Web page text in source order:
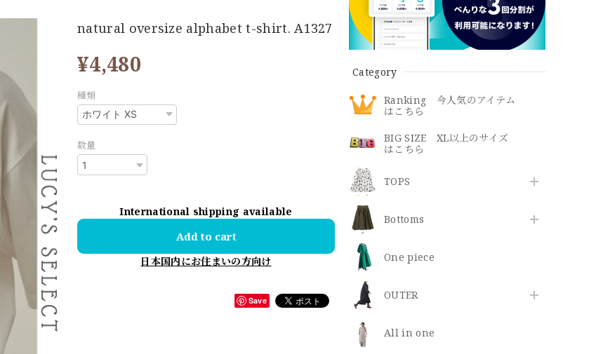
Category
Ranking 今人気のアイテム
はこちら
BIG SIZE XL以上のサイズ
はこちら
TOPS
Bottoms
One piece
OUTER
All in one
natural oversize alphabet t-shirt. A1327
¥4,480
種類
数量
International shipping available
Add to cart
日本国内にお住まいの方向け
Save